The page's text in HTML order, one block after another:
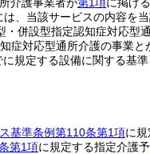
は、当該サービスの内容を
併設型指定認知症対応型
症対応型通所介護の事業
に規定する設備に関する基
基準条例第110条第1項に
第1項に規定する指定介護